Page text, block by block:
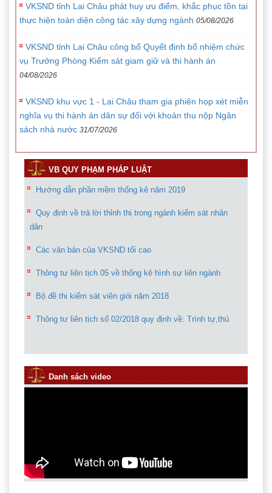
VKSND tỉnh Lai Châu phát huy ưu điểm, khắc phục tồn tại
thực hiện toàn diện công tác xây dựng ngành 05/08/2026
VKSND tỉnh Lai Châu công bố Quyết định bổ nhiệm chức
vụ Trưởng Phòng Kiểm sát giam giữ và thi hành án
04/08/2026
VKSND khu vực 1 - Lai Châu tham gia phiên họp xét miễn
nghĩa vụ thi hành án dân sự đối với khoản thu nộp Ngân
sách nhà nước 31/07/2026
VB QUY PHẠM PHÁP LUẬT
Hướng dẫn phần mềm thống kê năm 2019
Quy định về trả lời thỉnh thị trong ngành kiểm sát nhân
dân
Các văn bản của VKSND tối cao
Thông tư liên tịch 05 về thống kê hình sự liên ngành
Bộ đề thi kiểm sát viên giỏi năm 2018
Thông tư liên tịch số 02/2018 quy định về: Trình tự,thủ
Danh sách video